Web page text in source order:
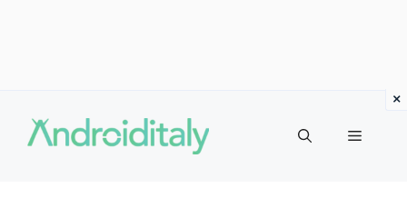
contenuto
MENU